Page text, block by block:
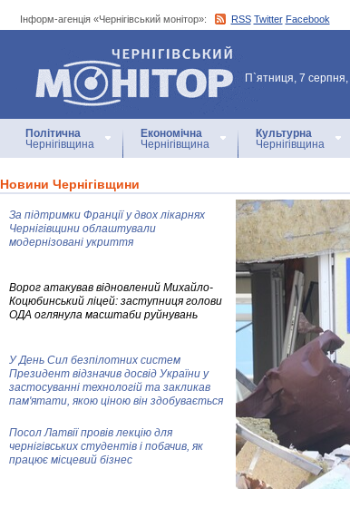
Інформ-агенція «Чернігівський монітор»: RSS Twitter Facebook
Інформ-агенція
«Чернігівський монітор»
П`ятниця, 7 серпня,
Політична
Чернігівщина
Економічна
Чернігівщина
Культурна
Чернігівщина
Новини Чернігівщини
За підтримки Франції у двох лікарнях
Чернігівщини облаштували
модернізовані укриття
Ворог атакував відновлений Михайло-
Коцюбинський ліцей: заступниця голови
ОДА оглянула масштаби руйнувань
У День Сил безпілотних систем
Президент відзначив досвід України у
застосуванні технологій та закликав
пам'ятати, якою ціною він здобувається
Посол Латвії провів лекцію для
чернігівських студентів і побачив, як
працює місцевий бізнес